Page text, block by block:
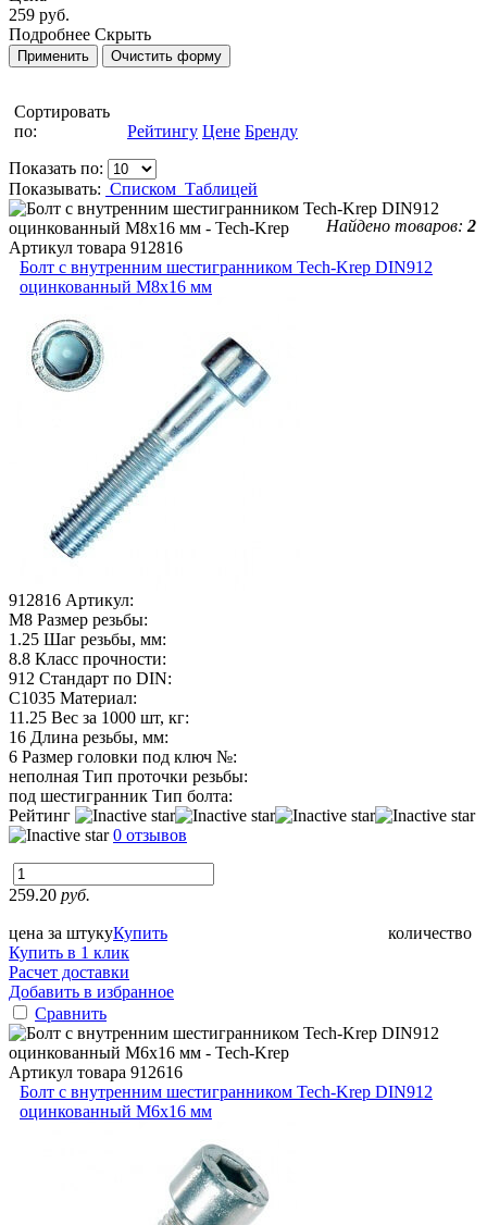
259 руб.
Подробнее Скрыть
Сортировать
по:
Рейтингу Цене Бренду
Показать по:
Показывать: Списком Таблицей
Найдено товаров: 2
Артикул товара 912816
Болт с внутренним шестигранником Tech-Krep DIN912
оцинкованный М8х16 мм
912816 Артикул:
М8 Размер резьбы:
1.25 Шаг резьбы, мм:
8.8 Класс прочности:
912 Стандарт по DIN:
C1035 Материал:
11.25 Вес за 1000 шт, кг:
16 Длина резьбы, мм:
6 Размер головки под ключ №:
неполная Тип проточки резьбы:
под шестигранник Тип болта:
Рейтинг
0 отзывов
259.20 руб.
цена за штуку количество
Купить
Купить в 1 клик
Расчет доставки
Добавить в избранное
Сравнить
Артикул товара 912616
Болт с внутренним шестигранником Tech-Krep DIN912
оцинкованный М6х16 мм